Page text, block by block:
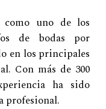
como uno de los
de bodas por
en los principales
Con más de 300
ha sido
profesional.